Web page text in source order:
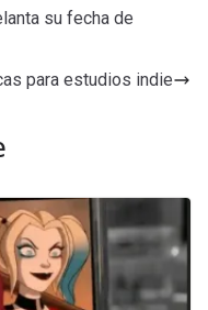
su fecha de
para estudios indie